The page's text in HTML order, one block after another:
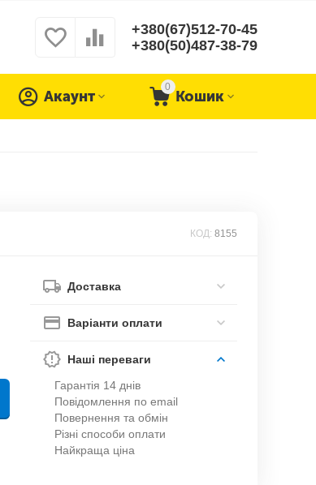
+380(67)512-70-45
+380(50)487-38-79
0
Кошик
Акаунт
КОД: 8155
Доставка
Варіанти оплати
Наші переваги
Гарантія 14 днів
Повідомлення по email
Повернення та обмін
Різні способи оплати
Найкраща ціна